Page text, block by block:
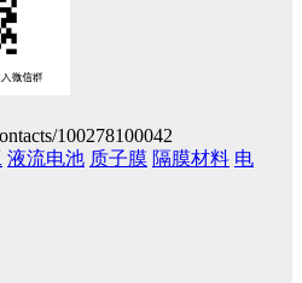
100278100042
液流电池 质子膜 隔膜材料 电